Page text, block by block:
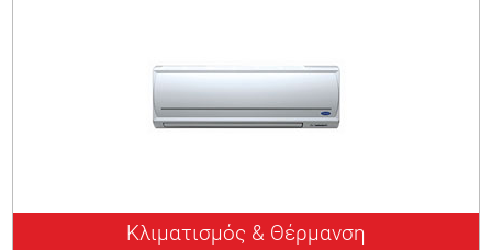
Κλιματισμός & Θέρμανση